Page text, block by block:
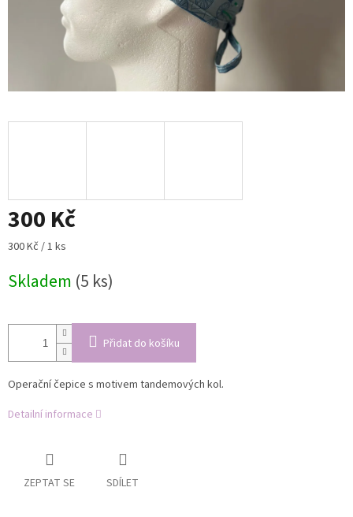
300 Kč
Měrná
300 Kč / 1 ks
Skladem (5 ks)
Přidat do košíku
Operační čepice s motivem tandemových kol.
Detailní informace
ZEPTAT SE SDÍLET